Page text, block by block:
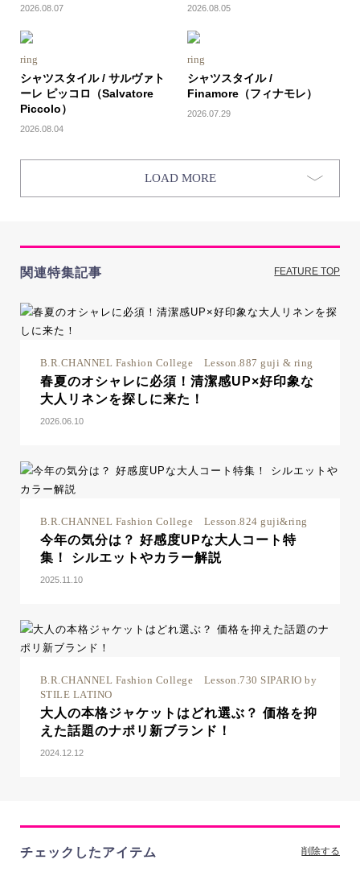
2026.08.07 2026.08.05
ring
シャツスタイル / サルヴァト
ーレ ピッコロ（Salvatore
Piccolo）
2026.08.04
ring
シャツスタイル /
Finamore（フィナモレ）
2026.07.29
LOAD MORE
関連特集記事 FEATURE TOP
B.R.CHANNEL Fashion College Lesson.887 guji & ring
春夏のオシャレに必須！清潔感UP×好印象な
大人リネンを探しに来た！
2026.06.10
B.R.CHANNEL Fashion College Lesson.824 guji&ring
今年の気分は？ 好感度UPな大人コート特
集！ シルエットやカラー解説
2025.11.10
B.R.CHANNEL Fashion College Lesson.730 SIPARIO by
STILE LATINO
大人の本格ジャケットはどれ選ぶ？ 価格を抑
えた話題のナポリ新ブランド！
2024.12.12
チェックしたアイテム 削除する